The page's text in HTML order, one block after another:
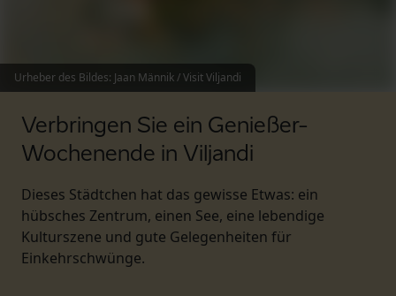
Urheber des Bildes: Jaan Männik / Visit Viljandi
Verbringen Sie ein Genießer-
Wochenende in Viljandi
Dieses Städtchen hat das gewisse Etwas: ein
hübsches Zentrum, einen See, eine lebendige
Kulturszene und gute Gelegenheiten für
Einkehrschwünge.